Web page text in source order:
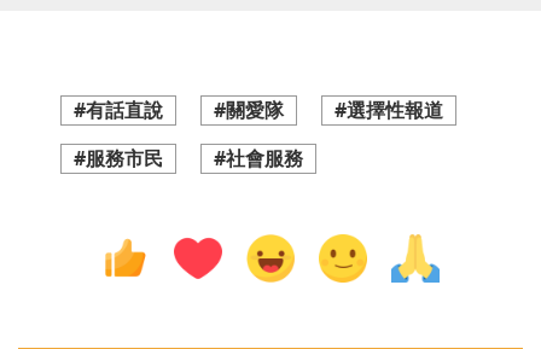
#有話直說 #關愛隊
#選擇性報道
#服務市民
#社會服務